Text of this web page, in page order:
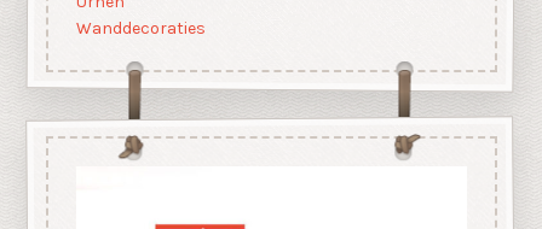
Wanddecoraties